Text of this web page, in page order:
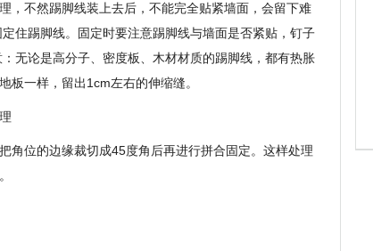
，不然踢脚线装上去后，不能完全贴紧墙面，会留下难
住踢脚线。固定时要注意踢脚线与墙面是否紧贴，钉子
无论是高分子、密度板、木材材质的踢脚线，都有热胀
板一样，留出1cm左右的伸缩缝。
角位的边缘裁切成45度角后再进行拼合固定。这样处理